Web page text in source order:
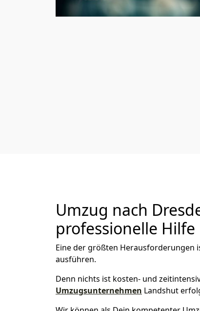
Umzug nach
professionelle
Eine der größten Herausforderungen
ausführen.
Denn nichts ist kosten- und
Umzugsunternehmen Landshut